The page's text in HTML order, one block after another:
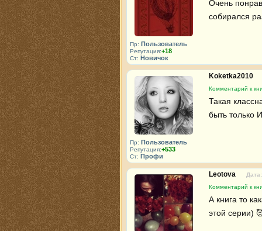
Пр: Пользователь
Репутация:+18
Ст: Новичок
Очень
собирался
Пр: Пользователь
Репутация:+533
Ст: Профи
Koketka2010
Комментарий к
Такая
быть только
Leotova
Комментарий к
А книга то
этой серии)